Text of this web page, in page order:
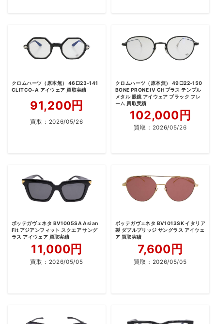
クロムハーツ（原本無） 46□23-141
CLITCO-A アイウェア 買取実績
91,200円
買取： 2026/05/26
クロムハーツ（原本無） 49□22-150
BONE PRONE IV CHプラス テンプル
メタル 眼鏡 アイウェア ブラック フレ
ーム 買取実績
102,000円
買取： 2026/05/26
ボッテガヴェネタ BV1005SA Asian
Fit アジアンフィット スクエア サング
ラス アイウェア 買取実績
11,000円
買取： 2026/05/05
ボッテガヴェネタ BV1013SK イタリア
製 ダブルブリッジ サングラス アイウェ
ア 買取実績
7,600円
買取： 2026/05/05